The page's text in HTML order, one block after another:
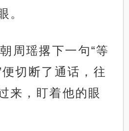
。
周瑶撂下一句“等
切断了通话，往
来，盯着他的眼